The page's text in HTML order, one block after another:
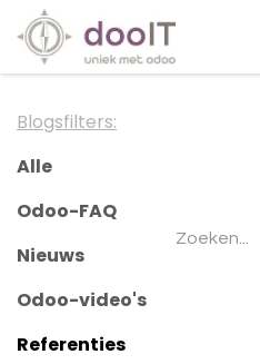
Overslaan naar inhoud
Blogsfilters:
Alle
Odoo-FAQ
Nieuws
Odoo-video's
Referenties